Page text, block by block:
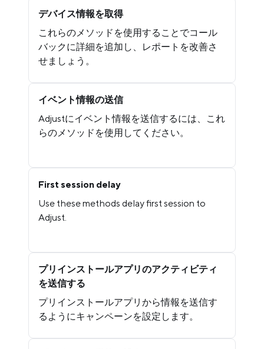
デバイス情報を取得
これらのメソッドを使用することでコール
バックに詳細を追加し、レポートを改善さ
せましょう。
イベント情報の送信
Adjustにイベント情報を送信するには、これ
らのメソッドを使用してください。
First session delay
Use these methods delay first session to
Adjust.
プリインストールアプリのアクティビティ
を送信する
プリインストールアプリから情報を送信す
るようにキャンペーンを設定します。